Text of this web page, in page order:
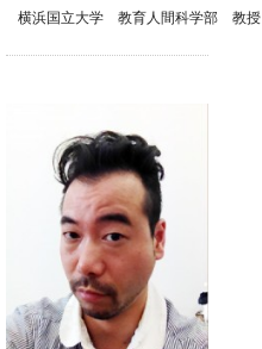
横浜国立大学 教育人間科学部 教授